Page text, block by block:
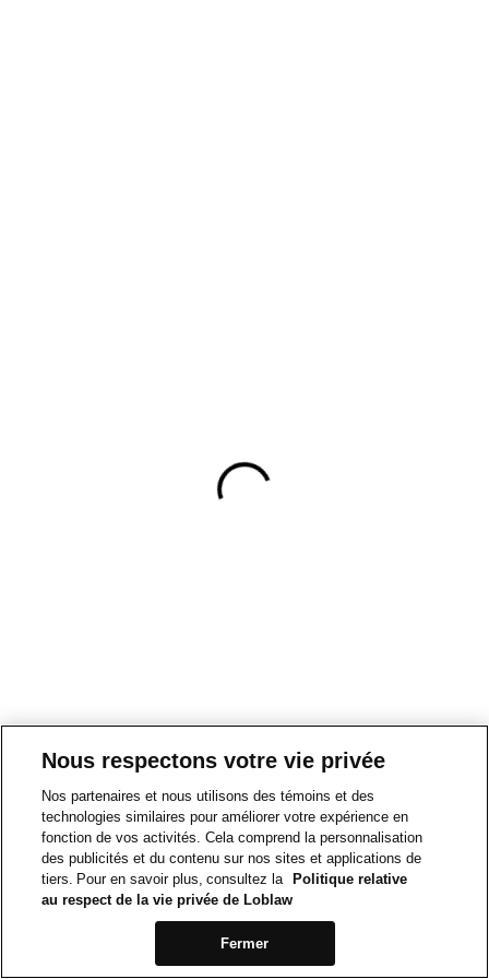
Nous respectons votre vie privée
Nos partenaires et nous utilisons des témoins et des
technologies similaires pour améliorer votre expérience en
fonction de vos activités. Cela comprend la personnalisation
des publicités et du contenu sur nos sites et applications de
tiers. Pour en savoir plus, consultez la
Politique relative
au respect de la vie privée de Loblaw
Fermer